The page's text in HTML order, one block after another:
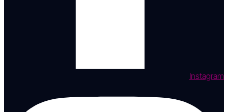
Instagram